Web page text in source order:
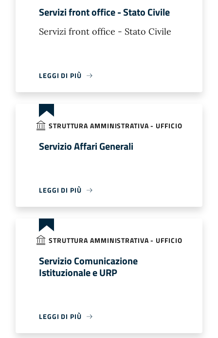
Servizi front office - Stato Civile
Servizi front office - Stato Civile
LEGGI DI PIÙ
STRUTTURA AMMINISTRATIVA - UFFICIO
Servizio Affari Generali
LEGGI DI PIÙ
STRUTTURA AMMINISTRATIVA - UFFICIO
Servizio Comunicazione
Istituzionale e URP
LEGGI DI PIÙ